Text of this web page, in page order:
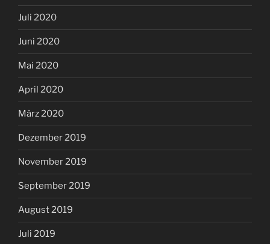
Juli 2020
Juni 2020
Mai 2020
April 2020
März 2020
Dezember 2019
November 2019
September 2019
August 2019
Juli 2019